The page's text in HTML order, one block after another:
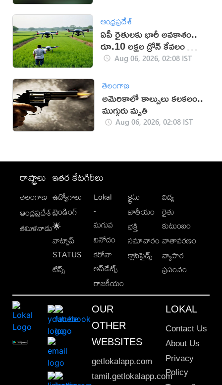
ఆంధ్రప్రదేశ్
ఏపీ రైతులకు భారీ అవకాశం..
రూ.10 లక్షల డ్రోన్ కేవలం రూ.2
లక్షలకే!Aug 06, 2026, 02:08 IST
తెలంగాణ
అమెరికాలో కాల్పులు కలకలం..
ముగ్గురు మృతి
Aug 06, 2026, 02:08 IST
రాష్ట్రాలు
తెలంగాణ
ఆంధ్రప్రదేశ్
తమిళనాడు
ఇతర కేటగిరీలు
ఉద్యోగాలు
ట్రెండింగ్
🌟
వాట్సాప్
STATUS
టిప్స్
Lokal
-
మగువ
వినోదం
కరోనా
అప్‌డేట్స్
రాజకీయం
క్రైమ్
జాతీయం
భక్తి
సమాచారం
క్లాసిఫైడ్స్
విద్య
రైతు
కుటుంబం
వాతావరణం
వ్యాపార
ప్రపంచం
OUR
OTHER
WEBSITES
getlokalapp.com
tamil.getlokalapp.com
LOKAL
Contact Us
About Us
Privacy
Policy